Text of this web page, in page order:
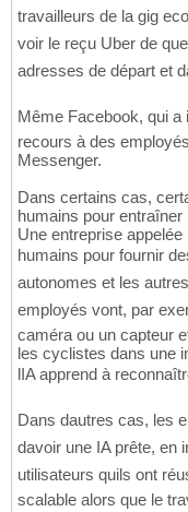
travailleurs de la gig
voir le reçu Uber de
adresses de départ et
Même Facebook, qui a
recours à des
Messenger.
Dans certains cas,
humains pour
Une entreprise
humains pour fournir
autonomes et les
employés vont, par
caméra ou un capteur
les cyclistes dans une
lIA apprend à
Dans dautres cas, les
davoir une IA prête,
utilisateurs quils ont
scalable alors que le